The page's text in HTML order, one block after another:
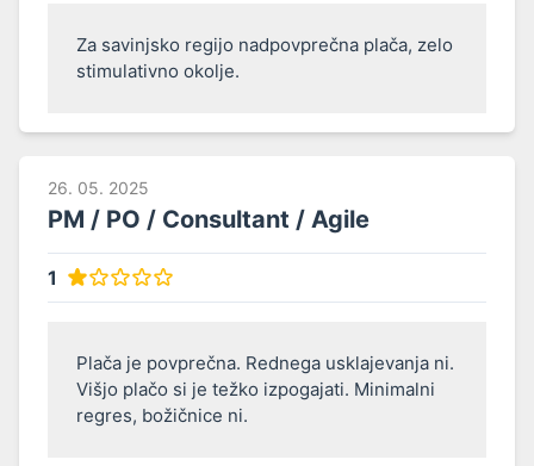
Za savinjsko regijo nadpovprečna plača, zelo
stimulativno okolje.
26. 05. 2025
PM / PO / Consultant / Agile
1
Plača je povprečna. Rednega usklajevanja ni.
Višjo plačo si je težko izpogajati. Minimalni
regres, božičnice ni.